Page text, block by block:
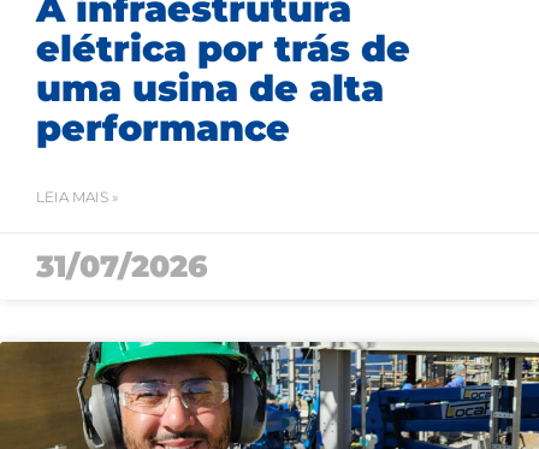
A infraestrutura
elétrica por trás de
uma usina de alta
performance
LEIA MAIS »
31/07/2026